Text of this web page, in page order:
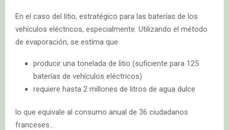
En el caso del litio, estratégico para las baterías de los
vehículos eléctricos, especialmente. Utilizando el método
de evaporación, se estima que
producir una tonelada de litio (suficiente para 125
baterías de vehículos eléctricos)
requiere hasta 2 millones de litros de agua dulce
lo que equivale al consumo anual de 36 ciudadanos
franceses…